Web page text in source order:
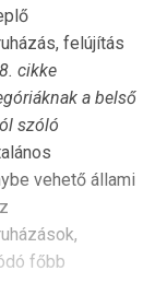
felújítás
cikke
a belső
szóló
vehető állami
főbb